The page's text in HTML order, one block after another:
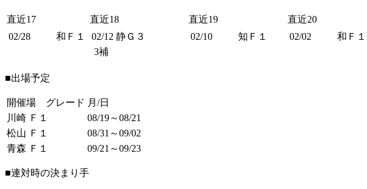
直近17
直近18 直近19
直近20
02/28
和Ｆ１ 02/12 静Ｇ３
3補
02/10 知Ｆ１ 02/02 和Ｆ１
■出場予定
開催場 グレード 月/日
川崎 Ｆ１
08/19～08/21
松山 Ｆ１
08/31～09/02
青森 Ｆ１
09/21～09/23
■連対時の決まり手